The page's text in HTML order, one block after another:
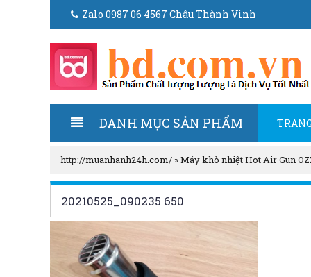
Zalo 0987 06 4567 Châu Thành Vinh
DANH MỤC SẢN PHẨM
http://muanhanh24h.com/ »Máy khò nhiệt Hot Air Gun
20210525_090235 650